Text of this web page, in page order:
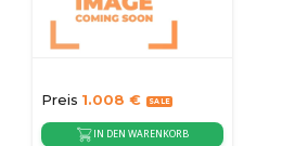
Preis 1.008 €
IN DEN WARENKORB